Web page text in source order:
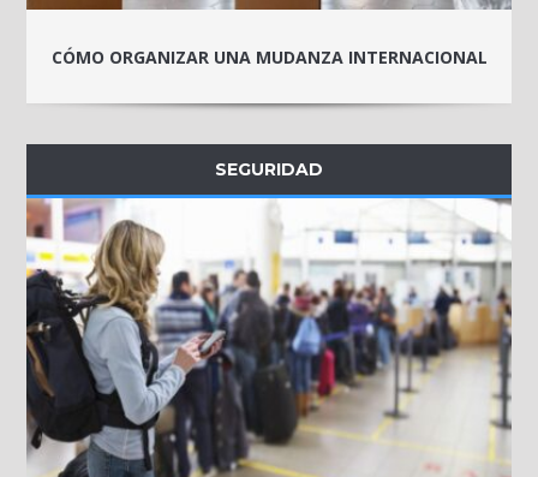
CÓMO ORGANIZAR UNA MUDANZA INTERNACIONAL
SEGURIDAD